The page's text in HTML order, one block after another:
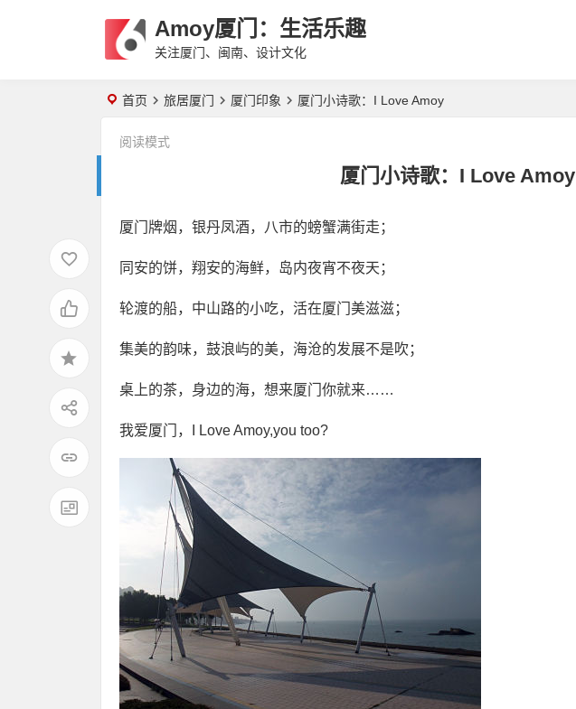
Amoy厦门：生活乐趣
关注厦门、闽南、设计文化
首页 旅居厦门 厦门印象 厦门小诗歌：I Love Amoy
厦门小诗歌：I Love Amoy
阅读模式
厦门牌烟，银丹凤酒，八市的螃蟹满街走；
同安的饼，翔安的海鲜，岛内夜宵不夜天；
轮渡的船，中山路的小吃，活在厦门美滋滋；
集美的韵味，鼓浪屿的美，海沧的发展不是吹；
桌上的茶，身边的海，想来厦门你就来……
我爱厦门，I Love Amoy,you too?